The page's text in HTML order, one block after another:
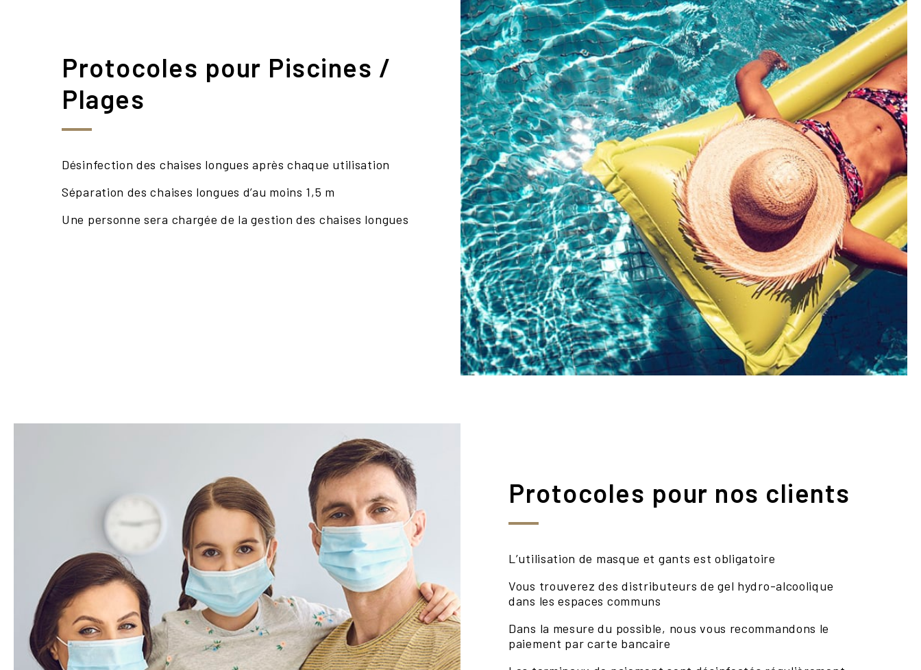
Protocoles pour Piscines /
Plages
Désinfection des chaises longues après chaque utilisation
Séparation des chaises longues d’au moins 1,5 m
Une personne sera chargée de la gestion des chaises longues
Protocoles pour nos clients
L’utilisation de masque et gants est obligatoire
Vous trouverez des distributeurs de gel hydro-alcoolique
dans les espaces communs
Dans la mesure du possible, nous vous recommandons le
paiement par carte bancaire